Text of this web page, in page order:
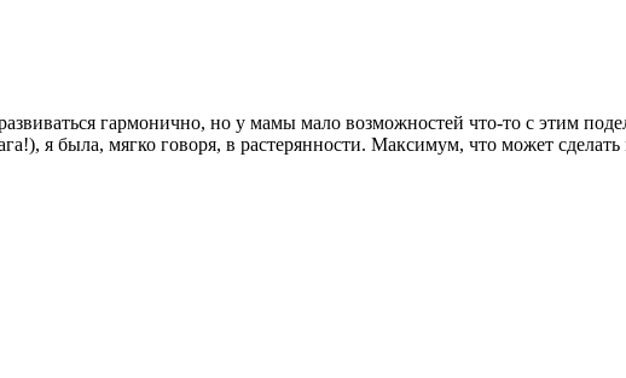
гармонично, но у мамы мало возможностей что-то с этим
я была, мягко говоря, в растерянности. Максимум, что может